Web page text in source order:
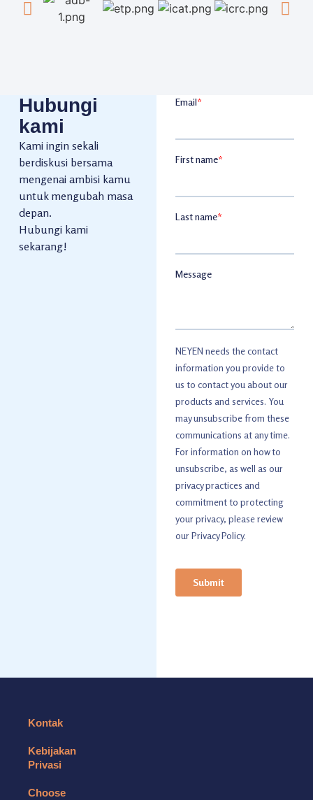
Hubungi
kami
Kami ingin sekali
berdiskusi bersama
mengenai ambisi kamu
untuk mengubah masa
depan.
Hubungi kami
sekarang!
Kontak
Kebijakan
Privasi
Choose